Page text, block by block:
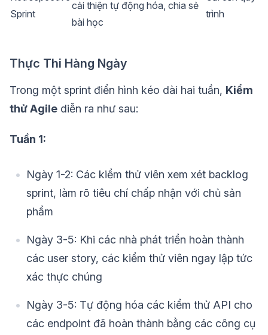
Sprint
cải thiện tự động hóa, chia sẻ
bài học
trình
Thực Thi Hàng Ngày
Trong một sprint điển hình kéo dài hai tuần, Kiểm
thử Agile diễn ra như sau:
Tuần 1:
Ngày 1-2: Các kiểm thử viên xem xét backlog
sprint, làm rõ tiêu chí chấp nhận với chủ sản
phẩm
Ngày 3-5: Khi các nhà phát triển hoàn thành
các user story, các kiểm thử viên ngay lập tức
xác thực chúng
Ngày 3-5: Tự động hóa các kiểm thử API cho
các endpoint đã hoàn thành bằng các công cụ